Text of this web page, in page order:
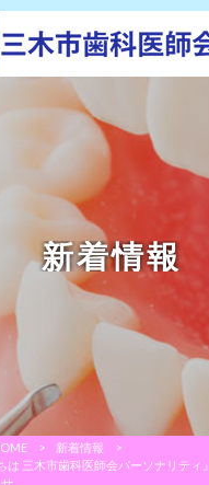
新着情報
> 新着情報
>
は 三木市歯科医師会パーソナリティ』